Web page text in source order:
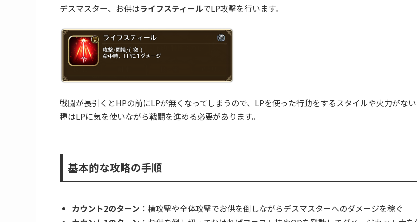
BPを温存しておきます。
ある程度速度が早いキャラのファスト技やODを発動すればダメージカット大に先制して攻撃できるの
で、カウント2のターンでお供を処理できなくても猶予はあります。
LP攻撃に注意